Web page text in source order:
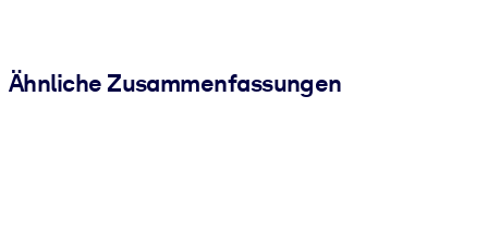
Ähnliche Zusammenfassungen